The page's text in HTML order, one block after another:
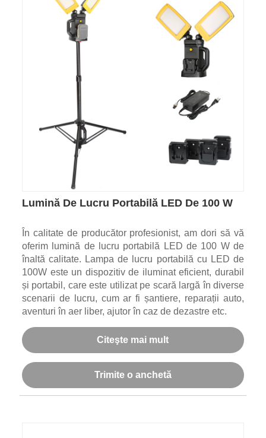
Lumină De Lucru Portabilă LED De 100 W
În calitate de producător profesionist, am dori să vă
oferim lumină de lucru portabilă LED de 100 W de
înaltă calitate. Lampa de lucru portabilă cu LED de
100W este un dispozitiv de iluminat eficient, durabil
și portabil, care este utilizat pe scară largă în diverse
scenarii de lucru, cum ar fi șantiere, reparații auto,
aventuri în aer liber, ajutor în caz de dezastre etc.
Citeşte mai mult
Trimite o anchetă